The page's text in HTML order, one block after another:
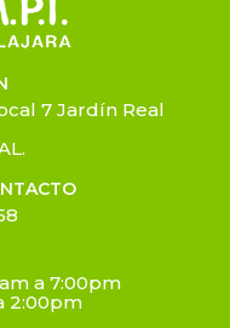
7 Jardín Real
a 7:00pm
2:00pm